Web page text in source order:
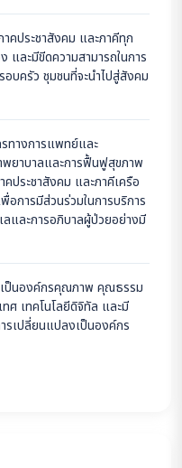
คประชาสังคม และภาคีทุก
และมีขีดความสามารถในการ
บครัว ชุมชนที่จะนำไปสู่สังคม
ทางการแพทย์และ
ยาบาลและการฟื้นฟูสุขภาพ
ประชาสังคม และภาคีเครือ
อการมีส่วนร่วมในการบริการ
และการอภิบาลผู้ป่วยอย่างมี
ป็นองค์กรคุณภาพ คุณธรรม
ศ เทคโนโลยีดิจิทัล และมี
รเปลี่ยนแปลงเป็นองค์กร